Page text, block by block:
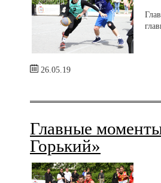
26.05.19
Главные
Горький»